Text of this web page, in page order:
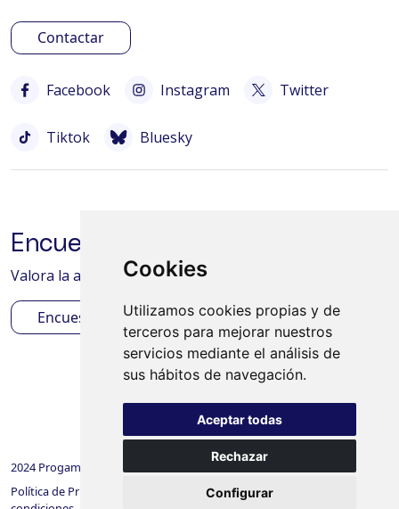
Cookies
Utilizamos cookies propias y de
terceros para mejorar nuestros
servicios mediante el análisis de
sus hábitos de navegación.
Aceptar todas
Rechazar
Configurar
Contactar
Facebook Instagram Twitter
Tiktok Bluesky
Encuesta de satisfacción
Valora la actividad desarrollada en tu centro/aula
Encuesta
2024 Progama Click
Política de Privacidad Política de Cookies
Términos y